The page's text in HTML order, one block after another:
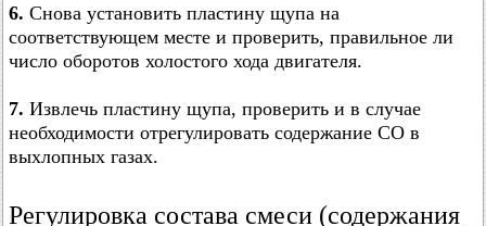
6. Снова установить пластину щупа на
соответствующем месте и проверить, правильное ли
число оборотов холостого хода двигателя.
7. Извлечь пластину щупа, проверить и в случае
необходимости отрегулировать содержание CO в
выхлопных газах.
Регулировка состава смеси (содержания